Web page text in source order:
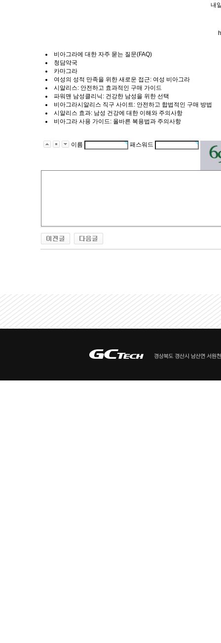
내
비아그라에 대한 자주 묻는 질문(FAQ)
청담약국
카마그라
여성의 성적 만족을 위한 새로운 접근: 여성 비아그라
시알리스: 안전하고 효과적인 구매 가이드
파워맨 남성클리닉: 건강한 남성을 위한 선택
비아그라시알리스 직구 사이트: 안전하고 합법적인 구매 방법
시알리스 효과: 남성 건강에 대한 이해와 주의사항
비아그라 사용 가이드: 올바른 복용법과 주의사항
이름 패스워드